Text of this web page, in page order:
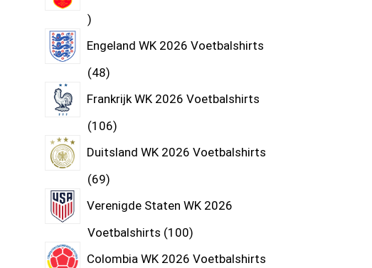
Engeland WK 2026 Voetbalshirts
48
Frankrijk WK 2026 Voetbalshirts
106
Duitsland WK 2026 Voetbalshirts
69
Verenigde Staten WK 2026
Voetbalshirts 100
Colombia WK 2026 Voetbalshirts